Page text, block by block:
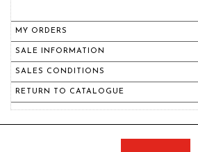
MY ORDERS
SALE INFORMATION
SALES CONDITIONS
RETURN TO CATALOGUE